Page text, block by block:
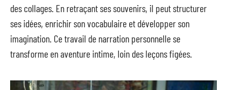
des collages. En retraçant ses souvenirs, il peut structurer
ses idées, enrichir son vocabulaire et développer son
imagination. Ce travail de narration personnelle se
transforme en aventure intime, loin des leçons figées.